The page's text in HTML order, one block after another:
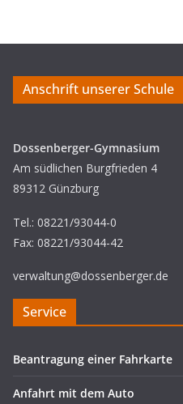
Anschrift unserer Schule
Dossenberger-Gymnasium
Am südlichen Burgfrieden 4
89312 Günzburg
Tel.: 08221/93044-0
Fax: 08221/93044-42
verwaltung@dossenberger.de
Service
Beantragung einer Fahrkarte
Anfahrt mit dem Auto